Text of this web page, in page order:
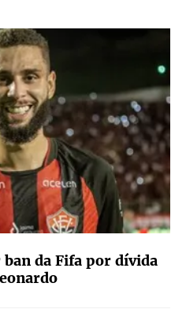
da Fifa por dívida